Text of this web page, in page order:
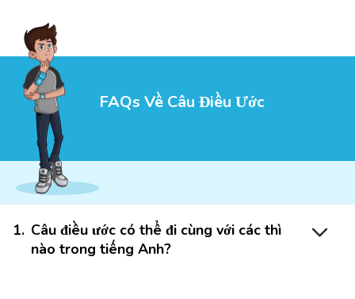
FAQs Về Câu Điều Ước
1. Câu điều ước có thể đi cùng với các thì
nào trong tiếng Anh?